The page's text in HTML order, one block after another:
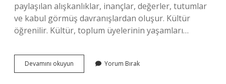
paylaşılan alışkanlıklar, inançlar, değerler, tutumlar
ve kabul görmüş davranışlardan oluşur. Kültür
öğrenilir. Kültür, toplum üyelerinin yaşamları…
Devamını okuyun
Örnek
Yorum Bırak